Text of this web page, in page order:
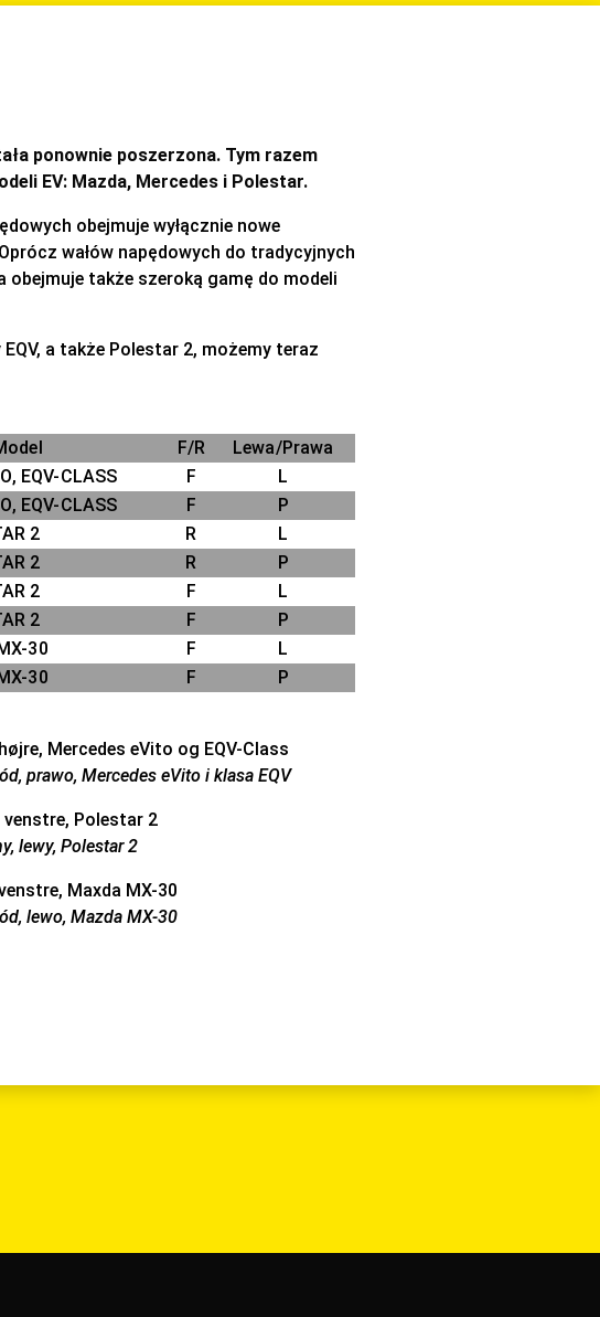
ponownie poszerzona. Tym razem
EV: Mazda, Mercedes i Polestar.
obejmuje wyłącznie nowe
wałów napędowych do tradycyjnych
także szeroką gamę do modeli
a także Polestar 2, możemy teraz
F/R
Lewa/Prawa
EQV-CLASS F
L
EQV-CLASS F
P
2 R
L
2 R
P
2 F
L
2 F
P
30 F
L
30 F P
prawo, Mercedes eVito i klasa EQV
lewy, Polestar 2
lewo, Mazda MX-30